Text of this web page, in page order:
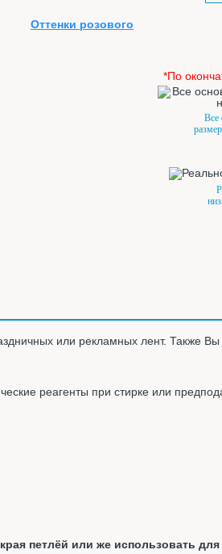
Оттенки розового
*По
Все
или рекламных лент. Также
реагенты при стирке или
петлёй или же использовать для